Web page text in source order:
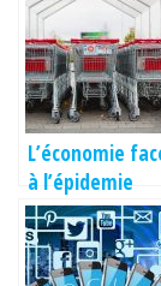
L’économie
à l’épidemie
covid-19